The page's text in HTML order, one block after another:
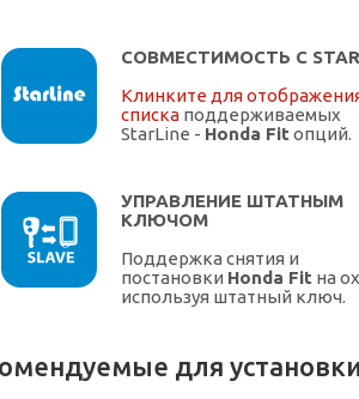
СОВМЕСТИМОСТЬ С
Клинките для
списка поддерживаемых
StarLine - Honda Fit опций.
УПРАВЛЕНИЕ ШТАТНЫМ
КЛЮЧОМ
Поддержка снятия и
постановки Honda Fit на
используя штатный ключ.
для